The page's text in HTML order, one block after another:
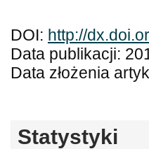
DOI: http://
Data publikacji:
Data złożenia
Statystyki